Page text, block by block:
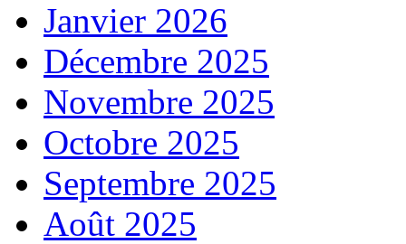
Janvier 2026
Décembre 2025
Novembre 2025
Octobre 2025
Septembre 2025
Août 2025